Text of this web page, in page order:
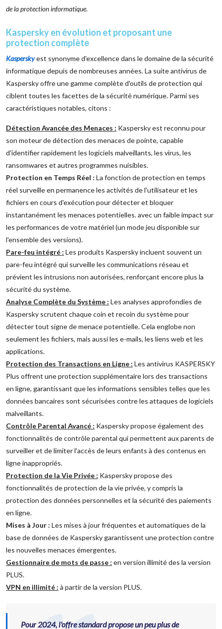
de la protection informatique.
Kaspersky en évolution et proposant une
protection complète
Kasperskyest synonyme d'excellence dans le domaine de la sécurité
informatique depuis de nombreuses années. La suite antivirus de
Kaspersky offre une gamme complète d'outils de protection qui
ciblent toutes les facettes de la sécurité numérique. Parmi ses
caractéristiques notables, citons :
Détection Avancée des Menaces : Kaspersky est reconnu pour
son moteur de détection des menaces de pointe, capable
d'identifier rapidement les logiciels malveillants, les virus, les
ransomwares et autres programmes nuisibles.
Protection en Temps Réel : La fonction de protection en temps
réel surveille en permanence les activités de l'utilisateur et les
fichiers en cours d'exécution pour détecter et bloquer
instantanément les menaces potentielles. avec un faible impact sur
les performances de votre matériel (un mode jeu disponible sur
l'ensemble des versions).
Pare-feu intégré : Les produits Kaspersky incluent souvent un
pare-feu intégré qui surveille les communications réseau et
prévient les intrusions non autorisées, renforçant encore plus la
sécurité du système.
Analyse Complète du Système : Les analyses approfondies de
Kaspersky scrutent chaque coin et recoin du système pour
détecter tout signe de menace potentielle. Cela englobe non
seulement les fichiers, mais aussi les e-mails, les liens web et les
applications.
Protection des Transactions en Ligne : Les antivirus KASPERSKY
Plus offrent une protection supplémentaire lors des transactions
en ligne, garantissant que les informations sensibles telles que les
données bancaires sont sécurisées contre les attaques de logiciels
malveillants.
Contrôle Parental Avancé : Kaspersky propose également des
fonctionnalités de contrôle parental qui permettent aux parents de
surveiller et de limiter l'accès de leurs enfants à des contenus en
ligne inappropriés.
Protection de la Vie Privée : Kaspersky propose des
fonctionnalités de protection de la vie privée, y compris la
protection des données personnelles et la sécurité des paiements
en ligne.
Mises à Jour : Les mises à jour fréquentes et automatiques de la
base de données de Kaspersky garantissent une protection contre
les nouvelles menaces émergentes.
Gestionnaire de mots de passe : en version illimité des la version
PLUS.
VPN en illimité : à partir de la version PLUS.
Pour 2024, l'offre standard propose un peu plus de